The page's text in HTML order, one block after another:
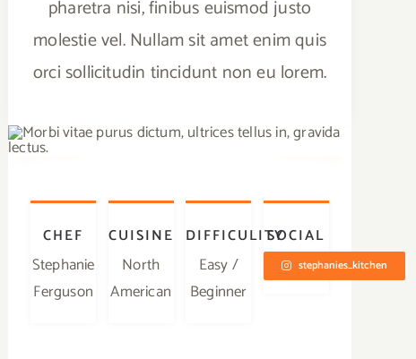
pharetra nisi, finibus euismod justo
molestie vel. Nullam sit amet enim quis
orci sollicitudin tincidunt non eu lorem.
CHEF
Stephanie
Ferguson
CUISINE
North
American
DIFFICULITY
Easy /
Beginner
SOCIAL
stephanies_kitchen